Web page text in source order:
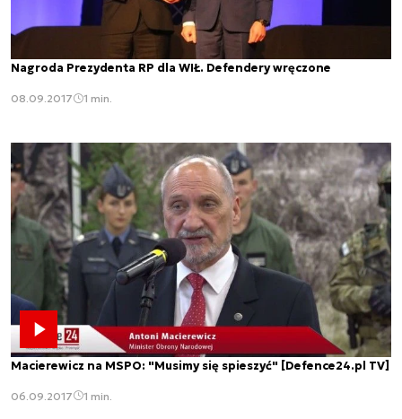
Nagroda Prezydenta RP dla WIŁ. Defendery wręczone
08.09.2017 1 min.
Macierewicz na MSPO: "Musimy się spieszyć" [Defence24.pl TV]
06.09.2017 1 min.